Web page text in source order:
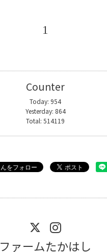
1
Counter
Today: 954
Yesterday: 864
Total: 514119
ファームたかはし